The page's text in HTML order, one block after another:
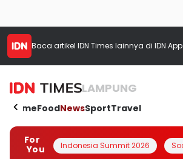
Baca artikel IDN Times lainnya di IDN App
LAMPUNG
HomeFoodNewsSportTravel
For
You
Indonesia Summit 2026